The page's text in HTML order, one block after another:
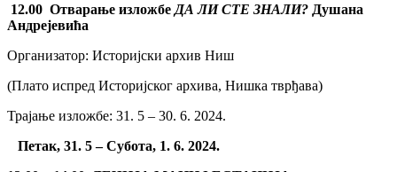
12.00 Отварање изложбе ДА ЛИ СТЕ ЗНАЛИ? Душана
Андрејевића
Организатор: Историјски архив Ниш
(Плато испред Историјског архива, Нишка тврђава)
Трајање изложбе: 31. 5 – 30. 6. 2024.
Петак, 31. 5 – Субота, 1. 6. 2024.